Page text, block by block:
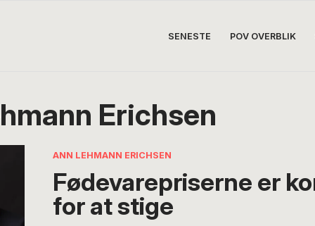
SENESTE POV OVERBLIK
Erichsen
ANN LEHMANN ERICHSEN
Fødevarepriserne er
for at stige